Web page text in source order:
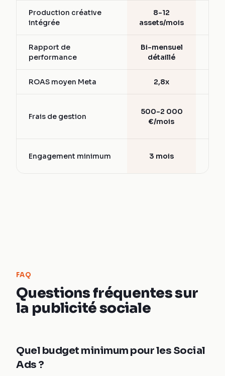
Production créative
intégrée
8-12
assets/mois
Rapport de
performance
Bi-mensuel
détaillé
ROAS moyen Meta 2,8x
Frais de gestion
500-2 000
€/mois
Engagement minimum 3 mois
FAQ
Questions fréquentes sur
la publicité sociale
Quel budget minimum pour les Social
Ads ?